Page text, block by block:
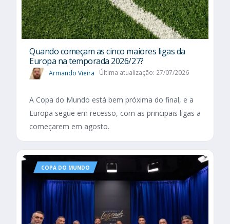
Quando começam as cinco maiores ligas da
Europa na temporada 2026/27?
Armando Vieira Última atualização: 27/07/2026
A Copa do Mundo está bem próxima do final, e a
Europa segue em recesso, com as principais ligas a
começarem em agosto.
COPA DO MUNDO